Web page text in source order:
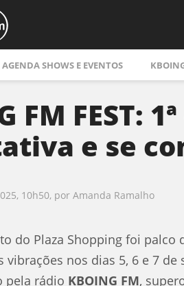
AGENDA SHOWS E EVENTOS
FM FEST:
e se
10h50, por Amanda Ramalho
do Plaza Shopping foi palco
vibrações nos dias 5, 6 e 7 de
pela rádio KBOING FM,